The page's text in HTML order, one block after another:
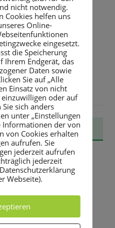
E-mail
nicht notwendig.
Cookies helfen uns
Online-
eingesetzt.
die Speicherung
Endgerät, das
Daten sowie
Sie auf „Alle
Einsatz von nicht
oder auf
Sie sich anders
unter „Einstellungen
Informationen der von
von Cookies erhalten
aufrufen. Sie
jederzeit aufrufen
jederzeit
Webseite).